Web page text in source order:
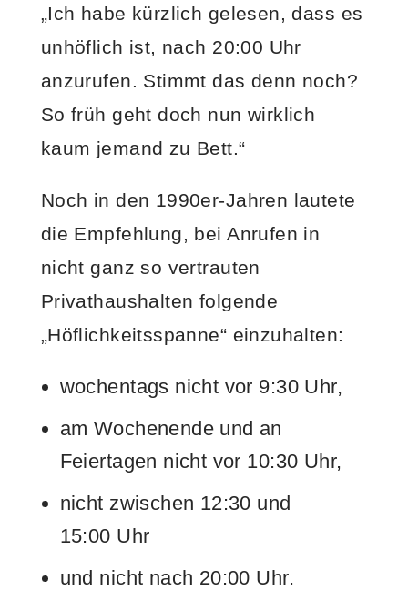
„Ich habe kürzlich gelesen, dass es
unhöflich ist, nach 20:00 Uhr
anzurufen. Stimmt das denn noch?
So früh geht doch nun wirklich
kaum jemand zu Bett.“
Noch in den 1990er-Jahren lautete
die Empfehlung, bei Anrufen in
nicht ganz so vertrauten
Privathaushalten folgende
„Höflichkeitsspanne“ einzuhalten:
wochentags nicht vor 9:30 Uhr,
am Wochenende und an
Feiertagen nicht vor 10:30 Uhr,
nicht zwischen 12:30 und
15:00 Uhr
und nicht nach 20:00 Uhr.